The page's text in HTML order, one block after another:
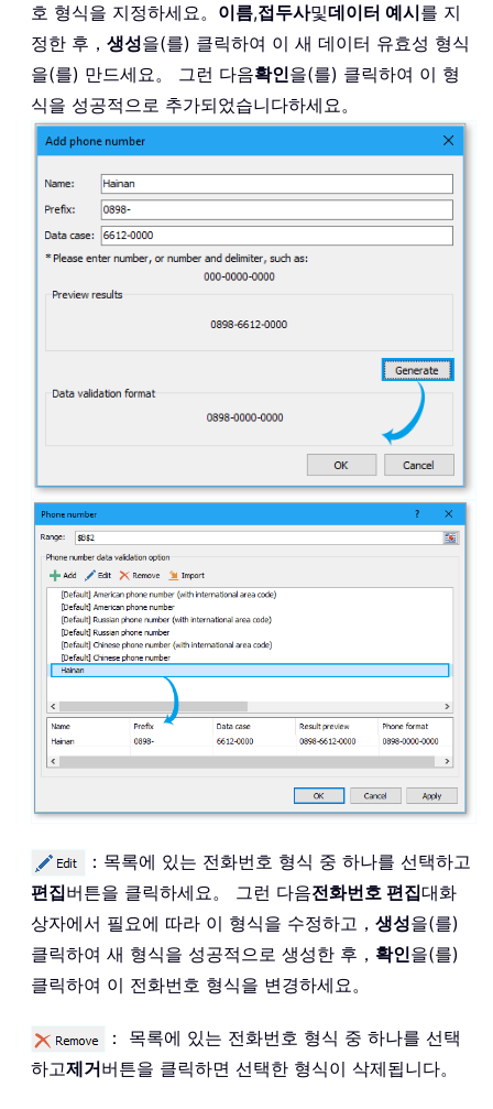
호 형식을 지정하세요。 이름,접두사및데이터 예시를 지
정한 후， 생성을(를) 클릭하여 이 새 데이터 유효성 형식
을(를) 만드세요。 그런 다음확인을(를) 클릭하여 이 형
식을 성공적으로 추가되었습니다하세요。
：목록에 있는 전화번호 형식 중 하나를 선택하고
편집버튼을 클릭하세요。 그런 다음전화번호 편집대화
상자에서 필요에 따라 이 형식을 수정하고， 생성을(를)
클릭하여 새 형식을 성공적으로 생성한 후， 확인을(를)
클릭하여 이 전화번호 형식을 변경하세요。
： 목록에 있는 전화번호 형식 중 하나를 선택
하고제거버튼을 클릭하면 선택한 형식이 삭제됩니다。